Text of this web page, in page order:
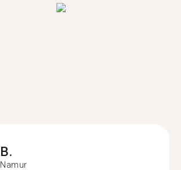
B.
Namur